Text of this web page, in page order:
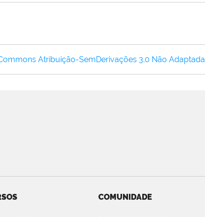
Atribuição-SemDerivações 3.0 Não Adaptada
COMUNIDADE